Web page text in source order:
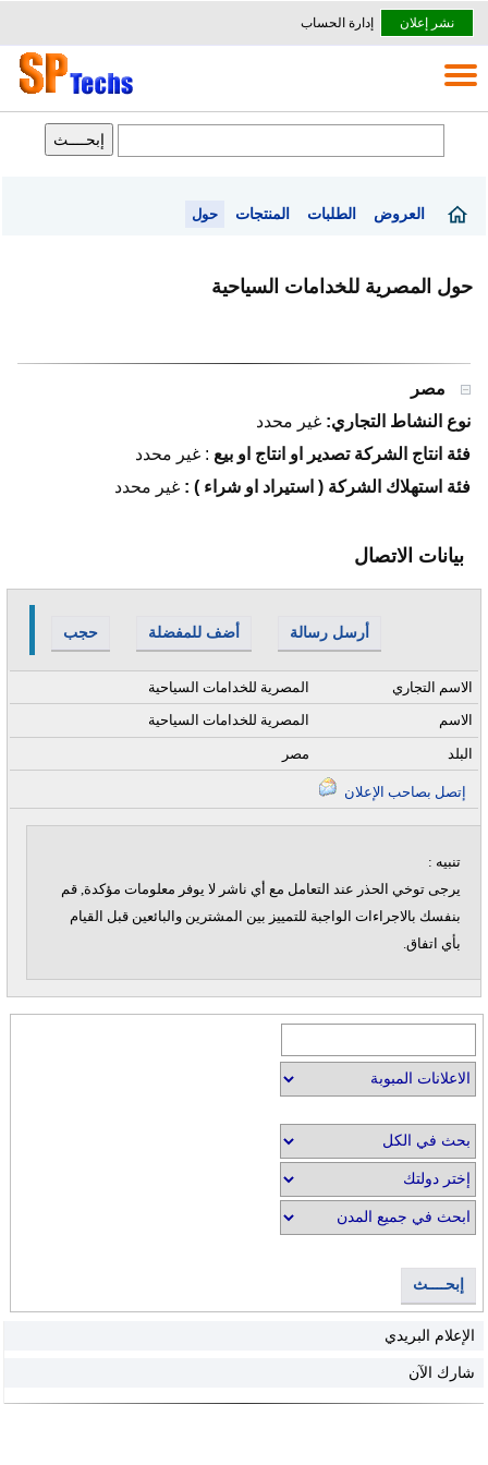
نشر إعلان إدارة الحساب
العروض الطلبات المنتجات حول
حول المصرية للخدامات السياحية
مصر
نوع النشاط التجاري: غير محدد
فئة انتاج الشركة تصدير او انتاج او بيع : غير محدد
فئة استهلاك الشركة ( استيراد او شراء ) : غير محدد
بيانات الاتصال
حجب أضف للمفضلة أرسل رسالة
المصرية للخدامات السياحية
الاسم التجاري
المصرية للخدامات السياحية
الاسم
مصر البلد
تنبيه :
يرجى توخي الحذر عند التعامل مع أي ناشر لا يوفر معلومات مؤكدة, قم
بنفسك بالاجراءات الواجبة للتمييز بين المشترين والبائعين قبل القيام
بأي اتفاق.
إبحــــث
الإعلام البريدي
شارك الآن